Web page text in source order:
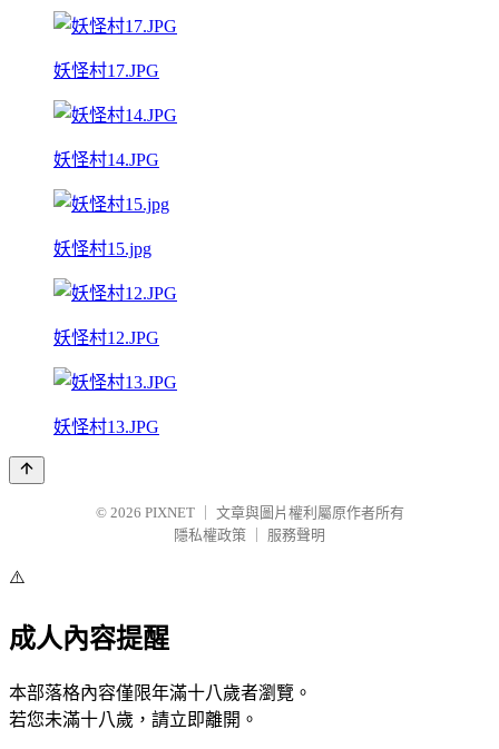
妖怪村17.JPG
妖怪村14.JPG
妖怪村15.jpg
妖怪村12.JPG
妖怪村13.JPG
© 2026 PIXNET
文章與圖片權利屬原作者所有
隱私權政策
服務聲明
⚠️
成人內容提醒
本部落格內容僅限年滿十八歲者瀏覽。
若您未滿十八歲，請立即離開。